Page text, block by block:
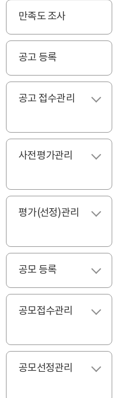
만족도 조사
공고 등록
공고 접수관리
사전평가관리
평가(선정)관리
공모 등록
공모접수관리
공모선정관리